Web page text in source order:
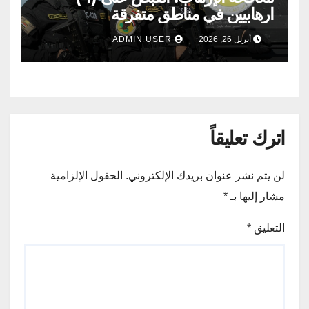
ارهابيين في مناطق متفرقة
أبريل 26, 2026 ADMIN USER
اترك تعليقاً
لن يتم نشر عنوان بريدك الإلكتروني. الحقول الإلزامية
مشار إليها بـ *
التعليق *